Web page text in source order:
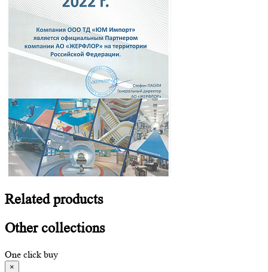
Relatedproducts
Othercollections
One click buy
×